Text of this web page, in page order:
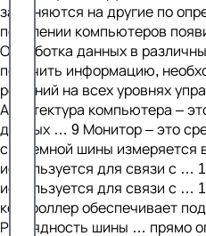
заменяются на другие по
поколении компьютеров
Обработка данных в
получить информацию,
решений на всех уровнях
Архитектура компьютера –
данных … 9 Монитор – это
системной шины измеряется
используется для связи с …
используется для связи с …
контроллер обеспечивает
Разрядность шины … прямо